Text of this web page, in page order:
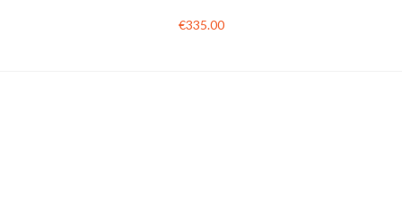
€335.00